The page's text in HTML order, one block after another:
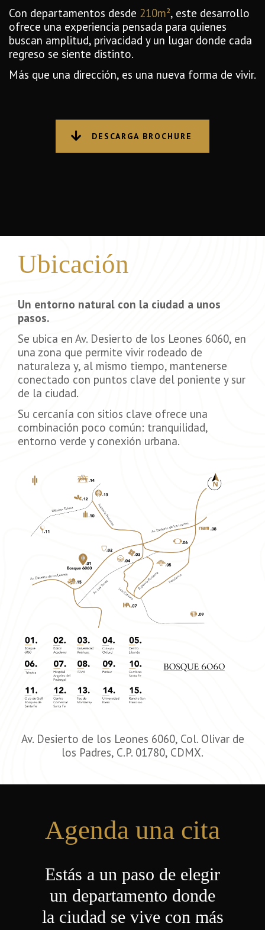
Con departamentos desde 210m², este desarrollo
ofrece una experiencia pensada para quienes
buscan amplitud, privacidad y un lugar donde cada
regreso se siente distinto.
Más que una dirección, es una nueva forma de vivir.
DESCARGA BROCHURE
Ubicación
Un entorno natural con la ciudad a unos
pasos.
Se ubica en Av. Desierto de los Leones 6060, en
una zona que permite vivir rodeado de
naturaleza y, al mismo tiempo, mantenerse
conectado con puntos clave del poniente y sur
de la ciudad.
Su cercanía con sitios clave ofrece una
combinación poco común: tranquilidad,
entorno verde y conexión urbana.
Av. Desierto de los Leones 6060, Col. Olivar de
los Padres, C.P. 01780, CDMX.
Agenda una cita
Estás a un paso de elegir
un departamento donde
la ciudad se vive con más